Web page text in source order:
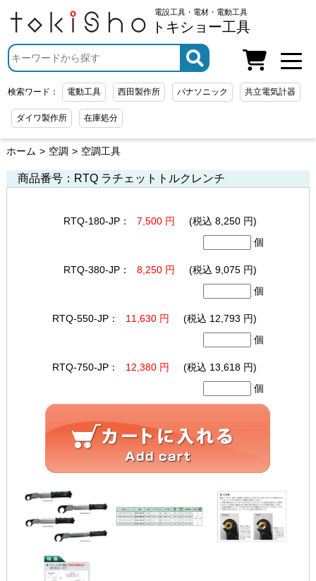
電設工具・電材・電動工具
トキショー工具
検索ワード： 電動工具 西田製作所 パナソニック 共立電気計器
ダイワ製作所 在庫処分
ホーム 空調 空調工具
商品番号：RTQ ラチェットトルクレンチ
RTQ-180-JP： 7,500 円
(税込 8,250 円)
個
RTQ-380-JP： 8,250 円
(税込 9,075 円)
個
RTQ-550-JP： 11,630 円
(税込 12,793 円)
個
RTQ-750-JP： 12,380 円
(税込 13,618 円)
個